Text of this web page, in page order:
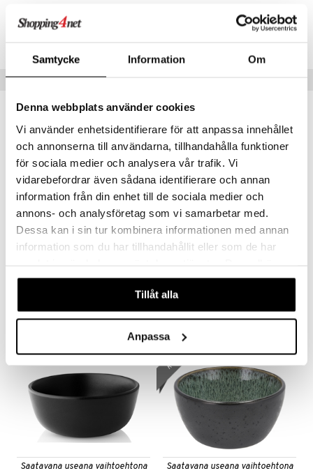
Samtycke Information Om
Denna webbplats använder cookies
Vi använder enhetsidentifierare för att anpassa innehållet
och annonserna till användarna, tillhandahålla funktioner
för sociala medier och analysera vår trafik. Vi
vidarebefordrar även sådana identifierare och annan
information från din enhet till de sociala medier och
annons- och analysföretag som vi samarbetar med.
Dessa kan i sin tur kombinera informationen med annan
information som du har tillhandahållit eller som de har
våra cookies vid fortsatt användande av vår webbplats.
Tillåt alla
Anpassa
Tuotenumero
kampanja -15%
Saatavana useana vaihtoehtona
13,90
Saatavana useana vaihtoehtona Saatavana useana vaihtoehtona
kampanja